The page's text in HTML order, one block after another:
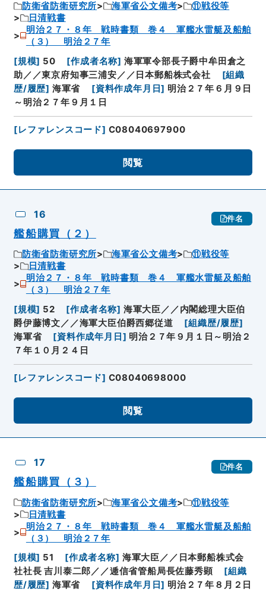
防衛省防衛研究所 海軍省公文備考
⑪戦役等
日清戦書
明治２７・８年 戦時書類 巻４ 軍艦水雷艇及船舶
（３） 明治２７年
[規模] 50 [作成者名称] 海軍軍令部長子爵中牟田倉之
助／／東京府知事三浦安／／日本郵船株式会社
[組織
歴/履歴] 海軍省 [資料作成年月日] 明治２７年６月９日
～明治２７年９月１日
[レファレンスコード] C08040697900
閲覧
16 件名
艦船購買（２）
防衛省防衛研究所 海軍省公文備考
⑪戦役等
日清戦書
明治２７・８年 戦時書類 巻４ 軍艦水雷艇及船舶
（３） 明治２７年
[規模] 52 [作成者名称] 海軍大臣／／内閣総理大臣伯
爵伊藤博文／／海軍大臣伯爵西郷従道
[組織歴/履歴]
海軍省
[資料作成年月日 ] 明治２７年９月１日～明治２
７年１０月２４日
[レファレンスコード] C08040698000
閲覧
17 件名
艦船購買（３）
防衛省防衛研究所 海軍省公文備考
⑪戦役等
日清戦書
明治２７・８年 戦時書類 巻４ 軍艦水雷艇及船舶
（３） 明治２７年
[規模] 51 [作成者名称] 海軍大臣／／日本郵船株式会
社社長 吉川泰二郎／／逓信省管船局長佐藤秀顕
[組織
歴/履歴] 海軍省 [資料作成年月日] 明治２７年８月２日